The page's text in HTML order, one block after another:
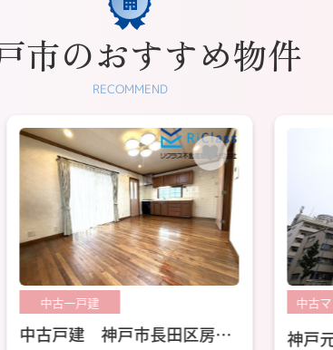
市のおすすめ物件
RECOMMEND
中古マンション
神戸元町山手ヴィアージュ
中古
グラ